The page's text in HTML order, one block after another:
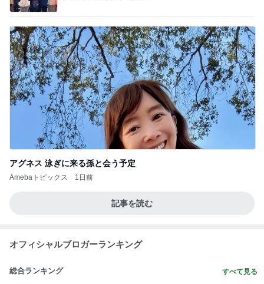
アグネス 泳ぎに来る孫と会う予定
Amebaトピックス 1日前
記事を読む
オフィシャルブロガーランキング
総合ランキング すべて見る